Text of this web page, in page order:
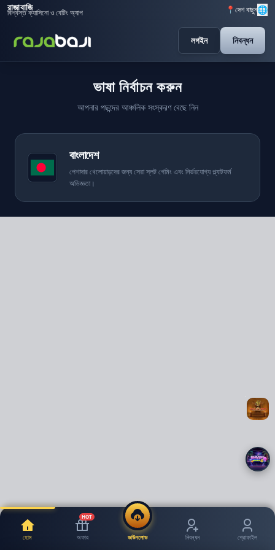
রাজাবাজি
বিশ্বস্ত ক্যাসিনো ও বেটিং অ্যাপ 📍 দেশ বাছুন🌐
লগইন নিবন্ধন
ভাষা নির্বাচন করুন
আপনার পছন্দের আঞ্চলিক সংস্করণ বেছে নিন
বাংলাদেশ
পেশাদার খেলোয়াড়দের জন্য সেরা স্লট গেমিং এবং নির্ভরযোগ্য প্ল্যাটফর্ম
অভিজ্ঞতা।
হোম
HOT
অফার ডাউনলোড নিবন্ধন প্রোফাইল